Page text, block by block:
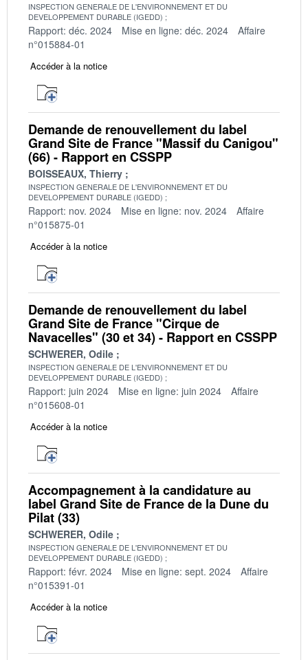
INSPECTION GENERALE DE L'ENVIRONNEMENT ET DU
DEVELOPPEMENT DURABLE (IGEDD)
Rapport: déc. 2024 Mise en ligne: déc. 2024
Affaire
n°015884-01
Accéder à la notice
Demande de renouvellement du label
Grand Site de France "Massif du Canigou"
(66) - Rapport en CSSPP
BOISSEAUX, Thierry
INSPECTION GENERALE DE L'ENVIRONNEMENT ET DU
DEVELOPPEMENT DURABLE (IGEDD)
Rapport: nov. 2024 Mise en ligne: nov. 2024
Affaire
n°015875-01
Accéder à la notice
Demande de renouvellement du label
Grand Site de France "Cirque de
Navacelles" (30 et 34) - Rapport en CSSPP
SCHWERER, Odile
INSPECTION GENERALE DE L'ENVIRONNEMENT ET DU
DEVELOPPEMENT DURABLE (IGEDD)
Rapport: juin 2024 Mise en ligne: juin 2024
Affaire
n°015608-01
Accéder à la notice
Accompagnement à la candidature au
label Grand Site de France de la Dune du
Pilat (33)
SCHWERER, Odile
INSPECTION GENERALE DE L'ENVIRONNEMENT ET DU
DEVELOPPEMENT DURABLE (IGEDD)
Rapport: févr. 2024 Mise en ligne: sept. 2024
Affaire
n°015391-01
Accéder à la notice